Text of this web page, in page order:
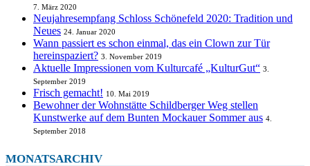
7. März 2020
Neujahresempfang Schloss Schönefeld 2020: Tradition und
Neues 24. Januar 2020
Wann passiert es schon einmal, das ein Clown zur Tür
hereinspaziert? 3. November 2019
Aktuelle Impressionen vom Kulturcafé „KulturGut“ 3.
September 2019
Frisch gemacht! 10. Mai 2019
Bewohner der Wohnstätte Schildberger Weg stellen
Kunstwerke auf dem Bunten Mockauer Sommer aus 4.
September 2018
MONATSARCHIV